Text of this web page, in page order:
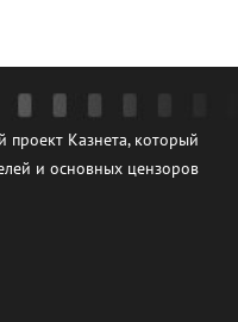
Казнета, который
и основных цензоров